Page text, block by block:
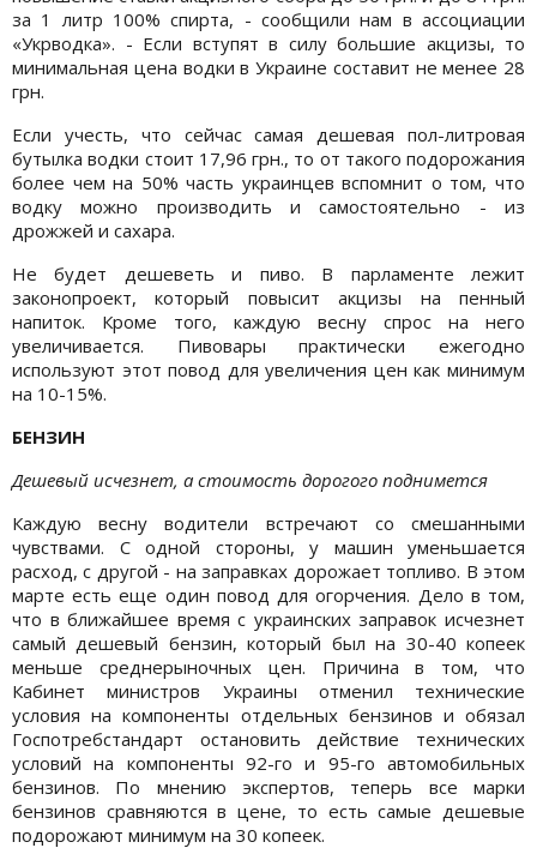
за 1 литр 100% спирта, - сообщили нам в ассоциации
«Укрводка». - Если вступят в силу большие акцизы, то
минимальная цена водки в Украине составит не менее 28
грн.
Если учесть, что сейчас самая дешевая пол-литровая
бутылка водки стоит 17,96 грн., то от такого подорожания
более чем на 50% часть украинцев вспомнит о том, что
водку можно производить и самостоятельно - из
дрожжей и сахара.
Не будет дешеветь и пиво. В парламенте лежит
законопроект, который повысит акцизы на пенный
напиток. Кроме того, каждую весну спрос на него
увеличивается. Пивовары практически ежегодно
используют этот повод для увеличения цен как минимум
на 10-15%.
БЕНЗИН
Дешевый исчезнет, а стоимость дорогого поднимется
Каждую весну водители встречают со смешанными
чувствами. С одной стороны, у машин уменьшается
расход, с другой - на заправках дорожает топливо. В этом
марте есть еще один повод для огорчения. Дело в том,
что в ближайшее время с украинских заправок исчезнет
самый дешевый бензин, который был на 30-40 копеек
меньше среднерыночных цен. Причина в том, что
Кабинет министров Украины отменил технические
условия на компоненты отдельных бензинов и обязал
Госпотреб­стандарт остановить действие технических
условий на компоненты 92-го и 95-го автомобильных
бензинов. По мнению экспертов, теперь все марки
бензинов сравняются в цене, то есть самые дешевые
подорожают минимум на 30 копеек.